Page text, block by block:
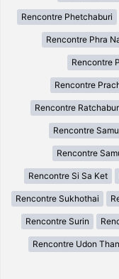
Rencontre Phetchaburi
Rencontre Phra
Rencontre
Rencontre
Rencontre
Rencontre
Rencontre
Rencontre Si Sa Ket
Rencontre Sukhothai
Rencontre Surin
Rencontre Udon